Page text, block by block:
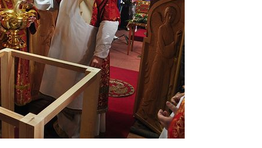
в жизни
Великомученик Георгий Победоносец. Научись у
святого
Роман Котов